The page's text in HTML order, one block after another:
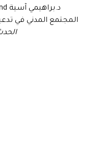
المجتمع المدني في